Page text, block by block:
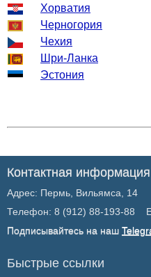
Хорватия
Черногория
Чехия
Шри-Ланка
Эстония
Контактная информация
Адрес: Пермь, Вильямса, 14
Телефон: 8 (912) 88-193-88
Подписывайтесь на наш
Быстрые ссылки